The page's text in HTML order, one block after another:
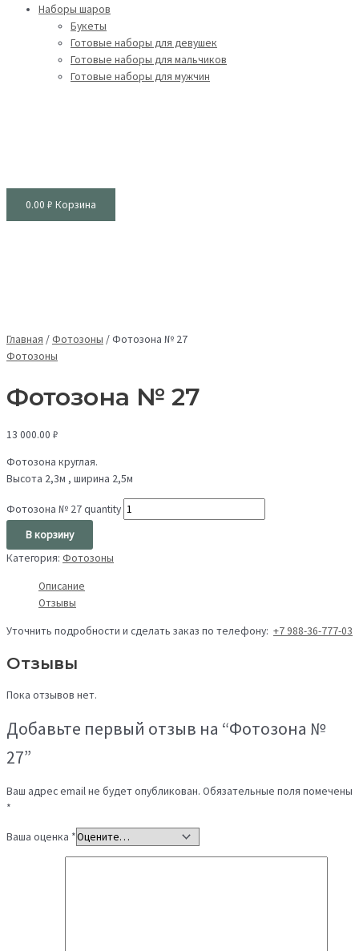
Наборы шаров
Букеты
Готовые наборы для девушек
Готовые наборы для мальчиков
Готовые наборы для мужчин
0.00 ₽ Корзина
Главная /Фотозоны /Фотозона № 27
Фотозоны
Фотозона № 27
13 000.00 ₽
Фотозона круглая.
Высота 2,3м , ширина 2,5м
Фотозона № 27 quantity
В корзину
Категория: Фотозоны
Описание
Отзывы
Уточнить подробности и сделать заказ по телефону: +7 988-36-777-03
Отзывы
Пока отзывов нет.
Добавьте первый отзыв на “Фотозона №
27”
Ваш адрес email не будет опубликован. Обязательные поля помечены
*
Ваша оценка *